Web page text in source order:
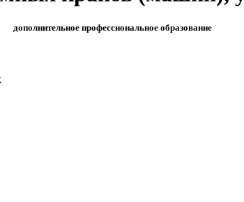
дополнительное профессиональное образование